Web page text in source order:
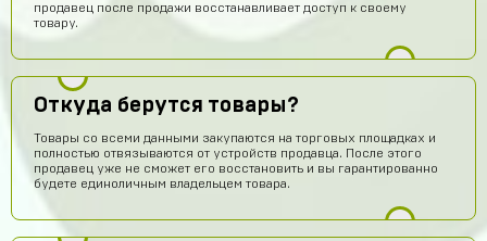
продавец после продажи восстанавливает доступ к своему
товару.
Откуда берутся товары?
Товары со всеми данными закупаются на торговых площадках и
полностью отвязываются от устройств продавца. После этого
продавец уже не сможет его восстановить и вы гарантированно
будете единоличным владельцем товара.